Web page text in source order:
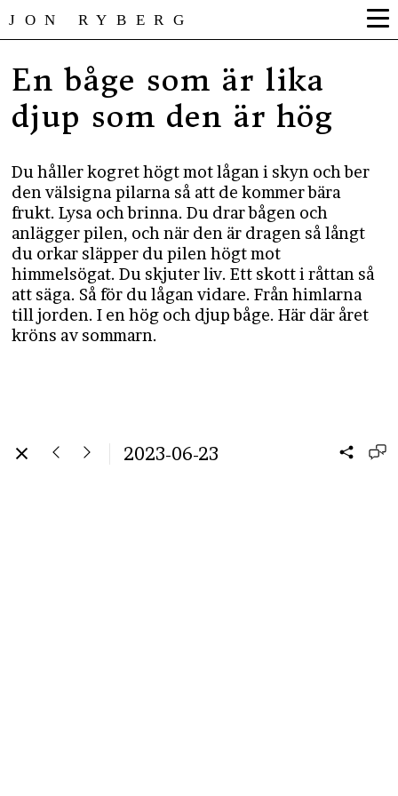
JON RYBERG
En båge som är lika
djup som den är hög
Du håller kogret högt mot lågan i skyn och ber
den välsigna pilarna så att de kommer bära
frukt. Lysa och brinna. Du drar bågen och
anlägger pilen, och när den är dragen så långt
du orkar släpper du pilen högt mot
himmelsögat. Du skjuter liv. Ett skott i råttan så
att säga. Så för du lågan vidare. Från himlarna
till jorden. I en hög och djup båge. Här där året
kröns av sommarn.
2023-06-23